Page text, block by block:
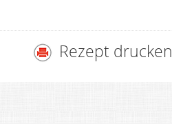
Rezept drucken